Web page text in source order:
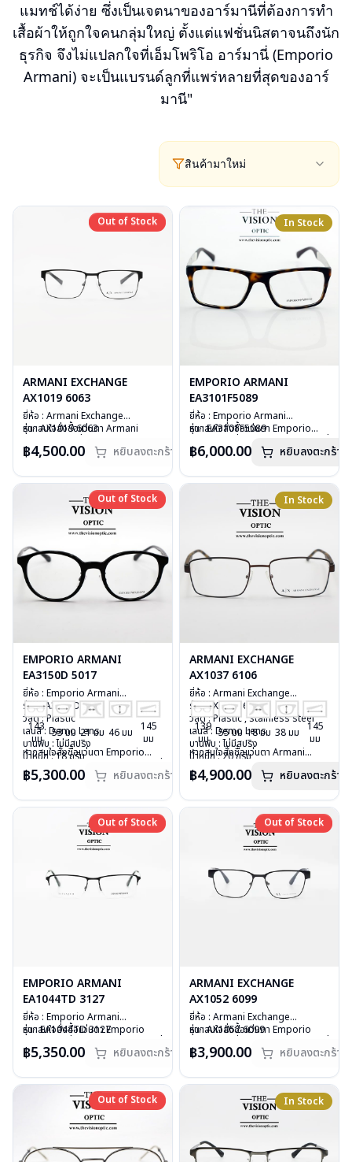
แมทช์ได้ง่าย ซึ่งเป็นเจตนาของอาร์มานีที่ต้องการทำ
เสื้อผ้าให้ถูกใจคนกลุ่มใหญ่ ตั้งแต่แฟชั่นนิสตาจนถึงนัก
ธุรกิจ จึงไม่แปลกใจที่เอ็มโพริโอ อาร์มานี่ (Emporio
Armani) จะเป็นแบรนด์ลูกที่แพร่หลายที่สุดของอาร์
มานี"
สินค้ามาใหม่
Out of Stock
Out of Stock
ARMANI EXCHANGE
AX1019 6063
ยี่ห้อ : Armani Exchange
รุ่น : AX1019 6063
เลนส์ : Demo Lens
น้ำหนัก : 27 กรัม
อุปกรณ์ : กล่องแว่น, ผ้าเช็ดแว่น
การรับประกัน : 1 ปี
หากสนใจสั่งชื้อแว่นตา Armani
รายการที่ได้ลงไว้กรุณาติดต่อเราคลิก
สั่งกรุณาติดต่อเราคลิก
฿4,500.00 หยิบลงตะกร้า
In Stock
EMPORIO ARMANI
EA3101F5089
ยี่ห้อ : Emporio Armani
รุ่น : EA3101F5089
เลนส์ : Demo Lens
น้ำหนัก : 23 กรัม
อุปกรณ์ : กล่องแว่น, ผ้าเช็ดแว่น
การรับประกัน : 1 ปี
หากสนใจสั่งชื้อแว่นตา Emporio
ได้ลงไว้กรุณาติดต่อเรา คลิก
฿6,000.00 หยิบลงตะกร้า
Out of Stock
Out of Stock
EMPORIO ARMANI
EA3150D 5017
ยี่ห้อ : Emporio Armani
รุ่น : EA3150D 5017
วัสดุ : Plastic
เลนส์ : Demo Lens
บานพับ : ไม่มีสปริง
น้ำหนัก : 18 กรัม
อุปกรณ์ : กล่องแว่น, ผ้าเช็ดแว่น
การรับประกัน : 1 ปี
143
มม
53 มม 21 มม 46 มม
145
มม
หากสนใจสั่งชื้อแว่นตา Emporio
ได้ลงไว้กรุณาติดต่อเรา คลิก
฿5,300.00 หยิบลงตะกร้า
In Stock
ARMANI EXCHANGE
AX1037 6106
ยี่ห้อ : Armani Exchange
รุ่น : AX1037 6106
วัสดุ : Plastic , stainless steel
เลนส์ : Demo Lens
บานพับ : ไม่มีสปริง
น้ำหนัก : 20 กรัม
อุปกรณ์ : กล่องแว่น, ผ้าเช็ดแว่น
การรับประกัน : 1 ปี
139
มม
55 มม 18 มม 38 มม
145
มม
หากสนใจสั่งชื้อแว่นตา Armani
รายการที่ได้ลงไว้กรุณาติดต่อเราคลิก
฿4,900.00 หยิบลงตะกร้า
Out of Stock
Out of Stock
EMPORIO ARMANI
EA1044TD 3127
ยี่ห้อ : Emporio Armani
รุ่น : EA1044TD 3127
เลนส์ : Demo Lens
น้ำหนัก : 17 กรัม
อุปกรณ์ : กล่องแว่น, ผ้าเช็ดแว่น
การรับประกัน : 1 ปี
หากสนใจสั่งชื้อแว่นตา Emporio
ได้ลงไว้กรุณาติดต่อเรา คลิก
สั่งกรุณาติดต่อเราคลิก
฿5,350.00 หยิบลงตะกร้า
Out of Stock
Out of Stock
ARMANI EXCHANGE
AX1052 6099
ยี่ห้อ : Armani Exchange
รุ่น : AX1052 6099
เลนส์ : Demo Lens
น้ำหนัก : 25 กรัม
อุปกรณ์ : กล่องแว่น, ผ้าเช็ดแว่น
การรับประกัน : 1 ปี
หากสนใจสั่งชื้อแว่นตา Emporio
ได้ลงไว้กรุณาติดต่อเรา คลิก
สั่งกรุณาติดต่อเราคลิก
฿3,900.00 หยิบลงตะกร้า
Out of Stock
Out of Stock In Stock